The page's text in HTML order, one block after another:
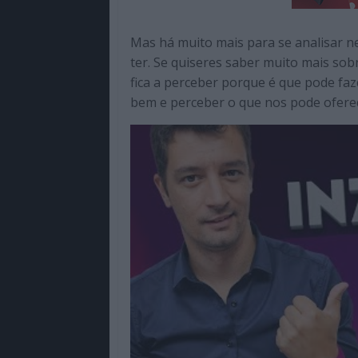
Mas há muito mais para se analisar
ter. Se quiseres saber muito mais
fica a perceber porque é que pode
bem e perceber o que nos pode